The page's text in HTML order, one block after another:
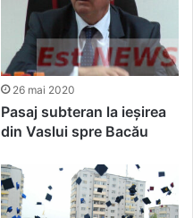
26 mai 2020
Pasaj subteran la ieșirea
din Vaslui spre Bacău